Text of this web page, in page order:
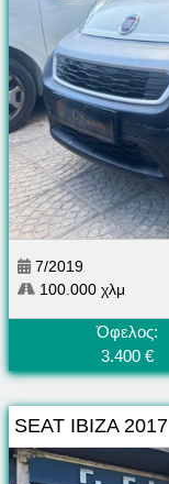
7/2019
100.000 χλμ
Όφελος:
3.400 €
SEAT IBIZA 2017